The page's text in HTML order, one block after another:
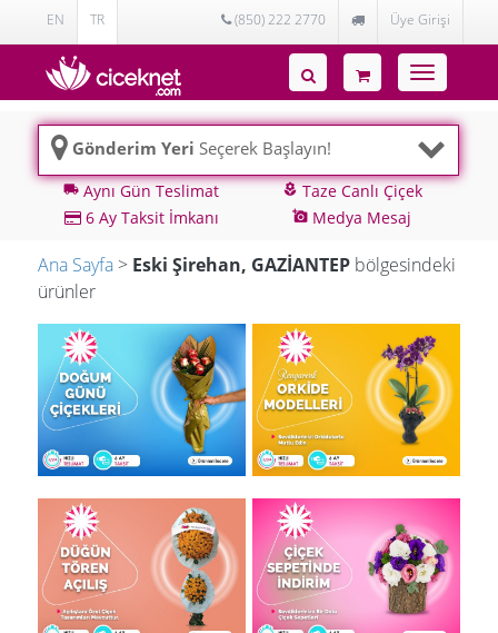
EN TR (850) 222 2770 Üye Girişi
Toggle
navigation
Gönderim Yeri Seçerek Başlayın!
local_shippingAynı Gün Teslimat local_floristTaze Canlı Çiçek
6 Ay Taksit İmkanı
add_a_photo Medya Mesaj
Ana Sayfa > Eski Şirehan, GAZİANTEP bölgesindeki
ürünler